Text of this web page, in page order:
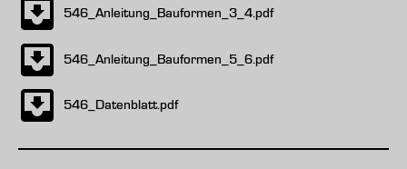
546_Anleitung_Bauformen_3_4.pdf
546_Anleitung_Bauformen_5_6.pdf
546_Datenblatt.pdf